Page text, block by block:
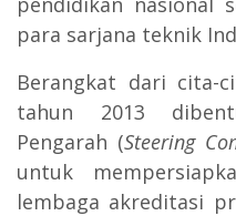
para sarjana teknik
Berangkat dari cita-
tahun 2013
Pengarah (Steering
untuk
lembaga akreditasi